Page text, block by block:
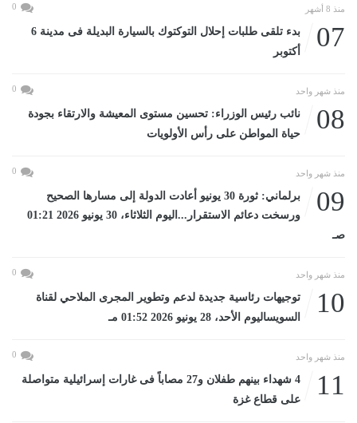
منذ 8 أشهر 0
07
بدء تلقى طلبات إحلال التوكتوك بالسيارة البديلة فى مدينة 6
أكتوبر
منذ شهر واحد 0
08
نائب رئيس الوزراء: تحسين مستوى المعيشة والارتقاء بجودة
حياة المواطن على رأس الأولويات
منذ شهر واحد 0
09
برلماني: ثورة 30 يونيو أعادت الدولة إلى مسارها الصحيح
ورسخت دعائم الاستقرار...اليوم الثلاثاء، 30 يونيو 2026 01:21
صـ
منذ شهر واحد 0
10
توجيهات رئاسية جديدة لدعم وتطوير المجرى الملاحي لقناة
السويساليوم الأحد، 28 يونيو 2026 01:52 مـ
منذ شهر واحد 0
11
4 شهداء بينهم طفلان و27 مصاباً فى غارات إسرائيلية متواصلة
على قطاع غزة